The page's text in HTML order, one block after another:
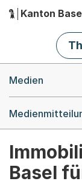
Hauptnavigation
Kanton
Medien
Basel